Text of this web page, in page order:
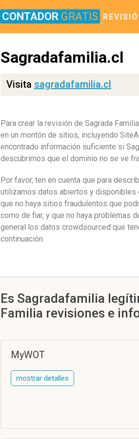
CONTADOR GRATIS
Sagradafamilia.cl
Visita sagradafamilia.cl
Para crear la revisión de Sagrada
en un montón de sitios, incluyendo
encontrado información suficiente si
descubrimos que el dominio no se ve
Por favor, ten en cuenta que para
utilizamos datos abiertos y disponibles
que no haya sitios fraudulentos que
como de fiar, y que no haya problemas
general los datos crowdsourced que
continuación.
Es Sagradafamilia
Familia revisiones e
MyWOT
mostrar detalles